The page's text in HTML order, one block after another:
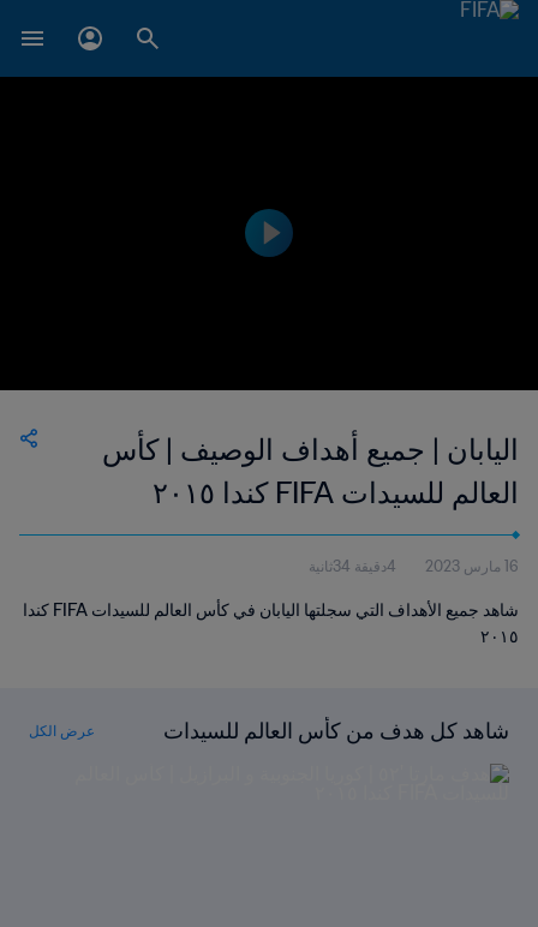
اليابان | جميع أهداف الوصيف | كأس
العالم للسيدات FIFA كندا ٢٠١٥
16 مارس 2023 4دقيقة 34ثانية
شاهد جميع الأهداف التي سجلتها اليابان في كأس العالم للسيدات FIFA كندا
٢٠١٥
شاهد كل هدف من كأس العالم للسيدات
FIFA كندا ٢٠١٥
عرض الكل